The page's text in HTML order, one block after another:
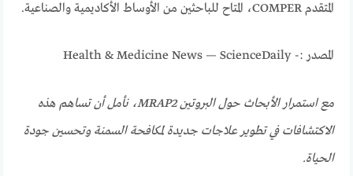
المتقدم COMPER، المتاح للباحثين من الأوساط الأكاديمية والصناعية.
المصدر :- Health & Medicine News — ScienceDaily
مع استمرار الأبحاث حول البروتين MRAP2، نأمل أن تساهم هذه
الاكتشافات في تطوير علاجات جديدة لمكافحة السمنة وتحسين جودة
الحياة.